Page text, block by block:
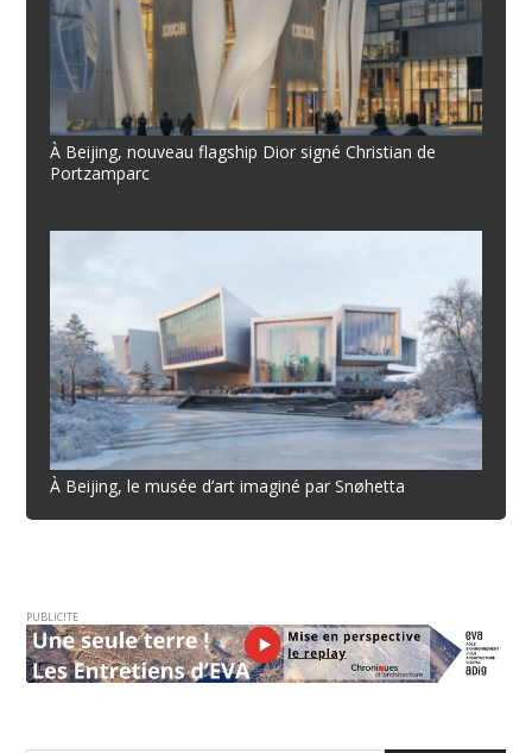
À Beijing, nouveau flagship Dior signé Christian de
Portzamparc
À Beijing, le musée d’art imaginé par Snøhetta
PUBLICITE